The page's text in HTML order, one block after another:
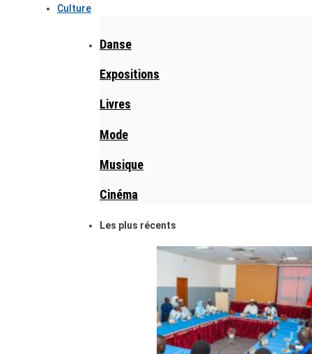
Culture
Danse
Expositions
Livres
Mode
Musique
Cinéma
Les plus récents